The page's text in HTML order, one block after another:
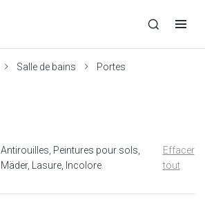
Salle de bains Portes
Antirouilles Peintures pour sols
Mäder
Lasure Incolore
Effacer
tout